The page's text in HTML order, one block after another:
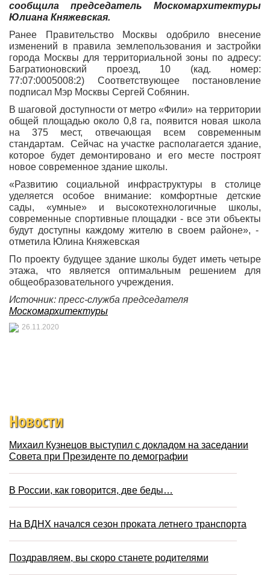
сообщила председатель Москомархитектуры
Юлиана Княжевская.
Ранее Правительство Москвы одобрило внесение
изменений в правила землепользования и застройки
города Москвы для территориальной зоны по адресу:
Багратионовский проезд, 10 (кад. номер:
77:07:0005008:2) Соответствующее постановление
подписал Мэр Москвы Сергей Собянин.
В шаговой доступности от метро «Фили» на территории
общей площадью около 0,8 га, появится новая школа
на 375 мест, отвечающая всем современным
стандартам. Сейчас на участке располагается здание,
которое будет демонтировано и его месте построят
новое современное здание школы.
«Развитию социальной инфраструктуры в столице
уделяется особое внимание: комфортные детские
сады, «умные» и высокотехнологичные школы,
современные спортивные площадки - все эти объекты
будут доступны каждому жителю в своем районе», -
отметила Юлина Княжевская
По проекту будущее здание школы будет иметь четыре
этажа, что является оптимальным решением для
общеобразовательного учреждения.
Источник: пресс-служба председателя
Москомархитектуры
26.11.2020
Новости
Михаил Кузнецов выступил с докладом на заседании
Совета при Президенте по демографии
В России, как говорится, две беды…
На ВДНХ начался сезон проката летнего транспорта
Поздравляем, вы скоро станете родителями